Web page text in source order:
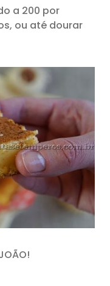
a 200 por
ou até dourar